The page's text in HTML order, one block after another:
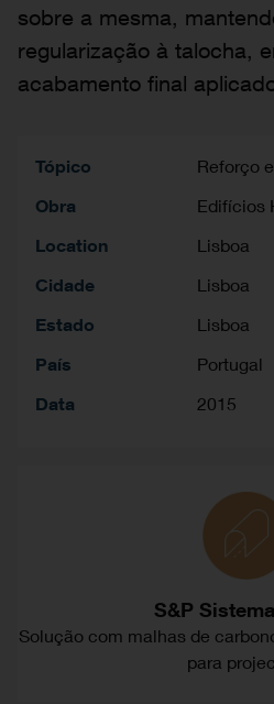
sobre a mesma,
regularização à talocha,
acabamento final
Tópico
Reforço
Obra
Edifícios
Location
Lisboa
Cidade
Lisboa
Estado
Lisboa
País
Portugal
Data
2015
S&P
Solução com malhas de
para